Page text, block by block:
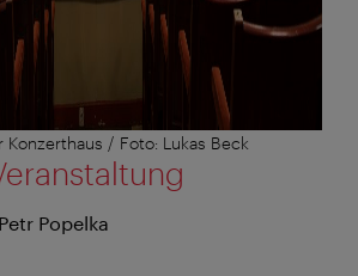
/ Foto: Lukas Beck
Popelka